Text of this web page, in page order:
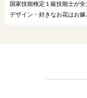
国家技能検定１級技能士が全
デザイン・好きなお花はお嫁